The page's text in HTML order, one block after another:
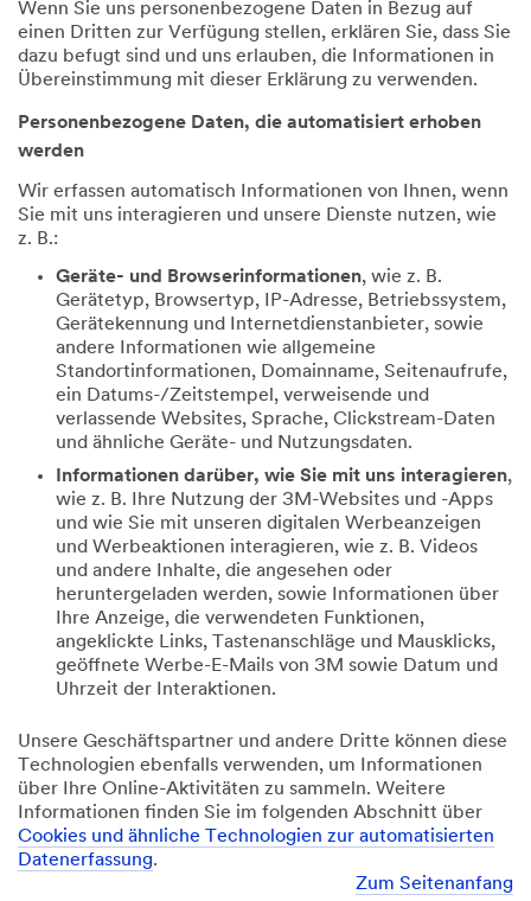
Wenn Sie uns personenbezogene Daten in Bezug auf
einen Dritten zur Verfügung stellen, erklären Sie, dass Sie
dazu befugt sind und uns erlauben, die Informationen in
Übereinstimmung mit dieser Erklärung zu verwenden.
Personenbezogene Daten, die automatisiert erhoben
werden
Wir erfassen automatisch Informationen von Ihnen, wenn
Sie mit uns interagieren und unsere Dienste nutzen, wie
z. B.:
Geräte- und Browserinformationen, wie z. B.
Gerätetyp, Browsertyp, IP-Adresse, Betriebssystem,
Gerätekennung und Internetdienstanbieter, sowie
andere Informationen wie allgemeine
Standortinformationen, Domainname, Seitenaufrufe,
ein Datums-/Zeitstempel, verweisende und
verlassende Websites, Sprache, Clickstream-Daten
und ähnliche Geräte- und Nutzungsdaten.
Informationen darüber, wie Sie mit uns interagieren,
wie z. B. Ihre Nutzung der 3M-Websites und -Apps
und wie Sie mit unseren digitalen Werbeanzeigen
und Werbeaktionen interagieren, wie z. B. Videos
und andere Inhalte, die angesehen oder
heruntergeladen werden, sowie Informationen über
Ihre Anzeige, die verwendeten Funktionen,
angeklickte Links, Tastenanschläge und Mausklicks,
geöffnete Werbe-E-Mails von 3M sowie Datum und
Uhrzeit der Interaktionen.
Unsere Geschäftspartner und andere Dritte können diese
Technologien ebenfalls verwenden, um Informationen
über Ihre Online-Aktivitäten zu sammeln. Weitere
Informationen finden Sie im folgenden Abschnitt über
Cookies und ähnliche Technologien zur automatisierten
Datenerfassung.
Zum Seitenanfang